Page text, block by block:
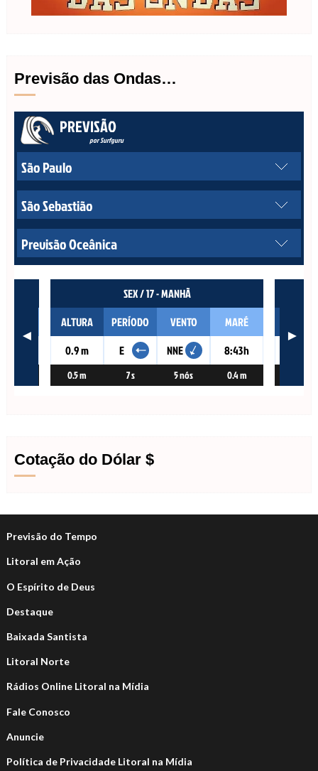
Previsão das Ondas…
Cotação do Dólar $
Previsão do Tempo
Litoral em Ação
O Espírito de Deus
Destaque
Baixada Santista
Litoral Norte
Rádios Online Litoral na Mídia
Fale Conosco
Anuncie
Política de Privacidade Litoral na Mídia